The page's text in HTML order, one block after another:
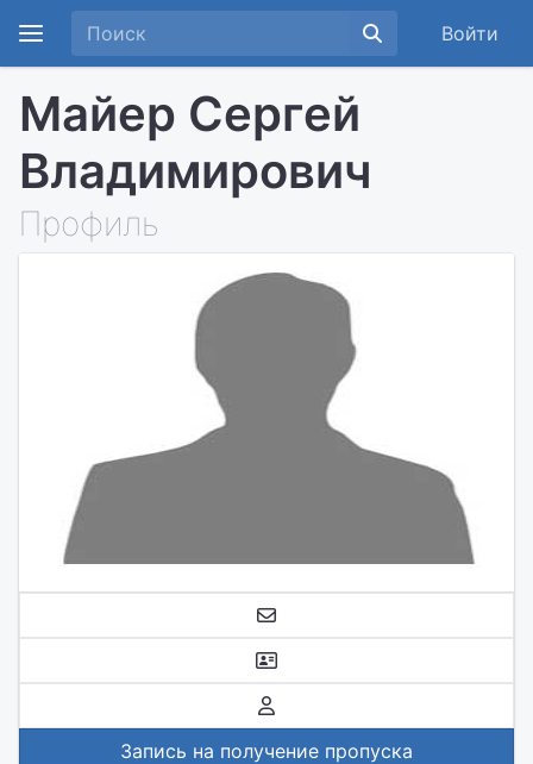
Войти
Майер Сергей
Владимирович
Профиль
Запись на получение пропуска